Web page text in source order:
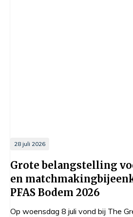
28 juli 2026
Grote belangstelling
en
PFAS Bodem 2026
Op woensdag 8 juli vond bij The